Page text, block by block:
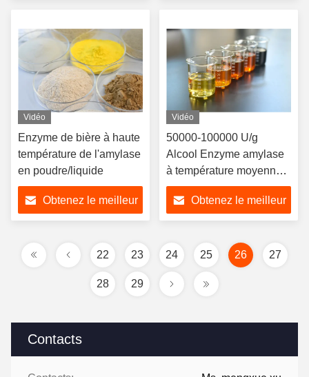
Contacts
Vidéo
Enzyme de bière à haute
température de l'amylase
en poudre/liquide
Obtenez le meilleur
Vidéo
50000-100000 U/g
Alcool Enzyme amylase
à température moyenne
avec bonne solubilité
Obtenez le meilleur
22 23 24 25 26 27
28 29